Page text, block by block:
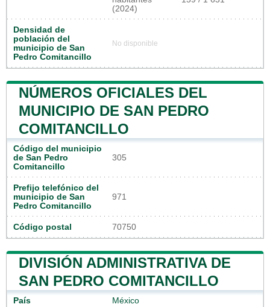
(2024)
Densidad de
población del
municipio de San
Pedro Comitancillo
No disponible
NÚMEROS OFICIALES DEL
MUNICIPIO DE SAN PEDRO
COMITANCILLO
Código del municipio
de San Pedro
Comitancillo
305
Prefijo telefónico del
municipio de San
Pedro Comitancillo
971
Código postal 70750
DIVISIÓN ADMINISTRATIVA DE
SAN PEDRO COMITANCILLO
País México